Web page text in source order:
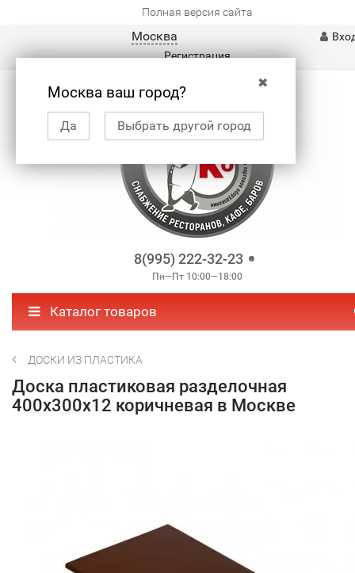
Полная версия сайта
Москва
✖
Москва ваш город?
Да Выбрать другой город
Регистрация
8(995) 222-32-23
Пн—Пт 10:00—18:00
Каталог товаров
ДОСКИ ИЗ ПЛАСТИКА
Доска пластиковая разделочная
400х300х12 коричневая в Москве